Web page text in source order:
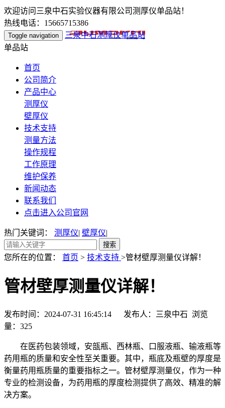
欢迎访问三泉中石实验仪器有限公司测厚仪单品站！
热线电话：15665715386
Toggle navigation
三泉中石测厚仪单品站
单品站
首页
公司简介
产品中心
测厚仪
壁厚仪
技术支持
测量方法
操作规程
工作原理
维护保养
新闻动态
联系我们
点击进入公司官网
热门关键词： 测厚仪| 壁厚仪|
您所在的位置： 首页 > 技术支持 >管材壁厚测量仪详解！
管材壁厚测量仪详解！
发布时间：2024-07-31 16:45:14 发布人：三泉中石 浏览
量： 325
在医药包装领域，安瓿瓶、西林瓶、口服液瓶、输液瓶等
药用瓶的质量和安全性至关重要。其中，瓶底及瓶壁的厚度是
衡量药用瓶质量的重要指标之一。管材壁厚测量仪，作为一种
专业的检测设备，为药用瓶的厚度检测提供了高效、精准的解
决方案。